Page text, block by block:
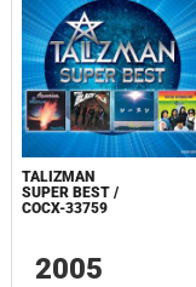
TALIZMAN
SUPER BEST /
COCX-33759
2005